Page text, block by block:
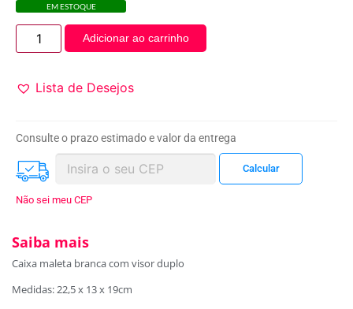
EM ESTOQUE
Adicionar ao carrinho
Lista de Desejos
Consulte o prazo estimado e valor da entrega
Não sei meu CEP
Saiba mais
Caixa maleta branca com visor duplo
Medidas: 22,5 x 13 x 19cm